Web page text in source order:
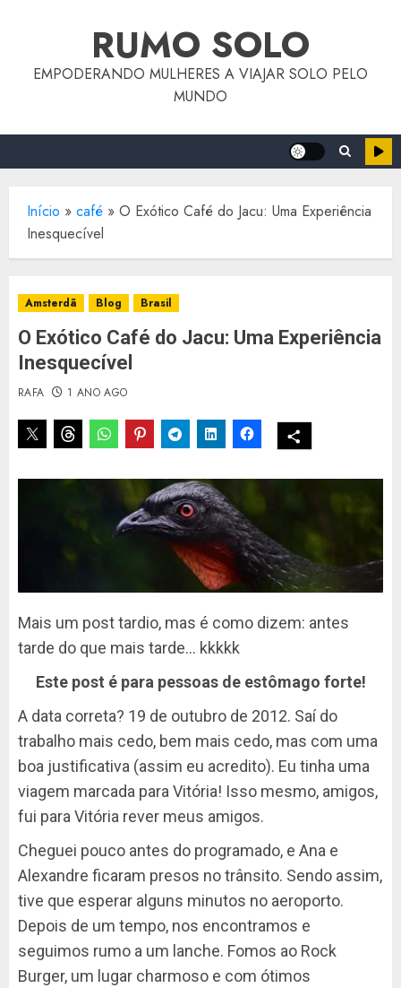
RUMO SOLO
EMPODERANDO MULHERES A VIAJAR SOLO PELO
MUNDO
Início » café » O Exótico Café do Jacu: Uma Experiência
Inesquecível
Amsterdã Blog Brasil
O Exótico Café do Jacu: Uma Experiência
Inesquecível
RAFA 1 ANO AGO
Mais um post tardio, mas é como dizem: antes
tarde do que mais tarde… kkkkk
Este post é para pessoas de estômago forte!
A data correta? 19 de outubro de 2012. Saí do
trabalho mais cedo, bem mais cedo, mas com uma
boa justificativa (assim eu acredito). Eu tinha uma
viagem marcada para Vitória! Isso mesmo, amigos,
fui para Vitória rever meus amigos.
Cheguei pouco antes do programado, e Ana e
Alexandre ficaram presos no trânsito. Sendo assim,
tive que esperar alguns minutos no aeroporto.
Depois de um tempo, nos encontramos e
seguimos rumo a um lanche. Fomos ao Rock
Burger, um lugar charmoso e com ótimos